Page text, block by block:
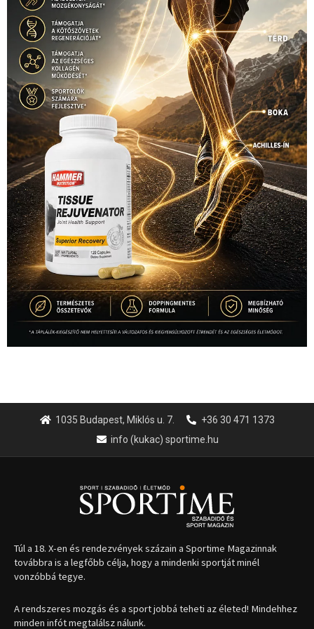
1035 Budapest, Miklós u. 7.
+36 30 471 1373